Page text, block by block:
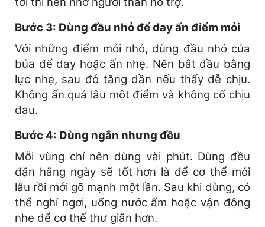
Bước 3: Dùng đầu nhỏ để day ấn điểm mỏi
Với những điểm mỏi nhỏ, dùng đầu nhỏ của
búa để day hoặc ấn nhẹ. Nên bắt đầu bằng
lực nhẹ, sau đó tăng dần nếu thấy dễ chịu.
Không ấn quá lâu một điểm và không cố chịu
đau.
Bước 4: Dùng ngắn nhưng đều
Mỗi vùng chỉ nên dùng vài phút. Dùng đều
đặn hằng ngày sẽ tốt hơn là để cơ thể mỏi
lâu rồi mới gõ mạnh một lần. Sau khi dùng, có
thể nghỉ ngơi, uống nước ấm hoặc vận động
nhẹ để cơ thể thư giãn hơn.